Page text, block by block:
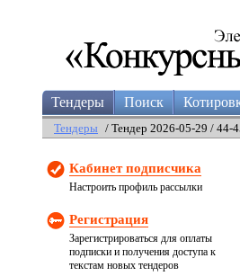
Тендеры Поиск
Тендеры / Тендер 2026-05-29 / 44-
Кабинет подписчика
Настроить профиль рассылки
Регистрация
Зарегистрироваться для оплаты
подписки и получения доступа к
текстам новых тендеров